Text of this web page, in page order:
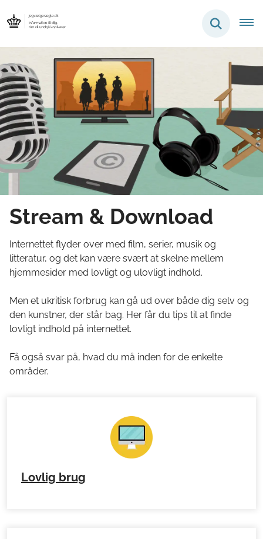
Stream & Download
Internettet flyder over med film, serier, musik og
litteratur, og det kan være svært at skelne mellem
hjemmesider med lovligt og ulovligt indhold.
Men et ukritisk forbrug kan gå ud over både dig selv og
den kunstner, der står bag. Her får du tips til at finde
lovligt indhold på internettet.
Få også svar på, hvad du må inden for de enkelte
områder.
Lovlig brug